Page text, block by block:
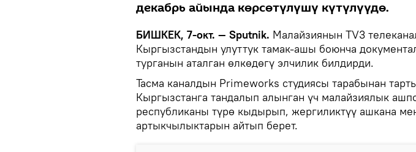
декабрь айында көрсөтүлүшү күтүлүүдө.
БИШКЕК, 7-окт. — Sputnik. Малайзиянын ТV3
Кыргызстандын улуттук тамак-ашы боюнча
турганын аталган өлкөдөгү элчилик билдирди.
Тасма каналдын Primeworks студиясы тарабынан
Кыргызстанга тандалып алынган үч малайзиялык
республиканы түрө кыдырып, жергиликтүү ашкана
артыкчылыктарын айтып берет.